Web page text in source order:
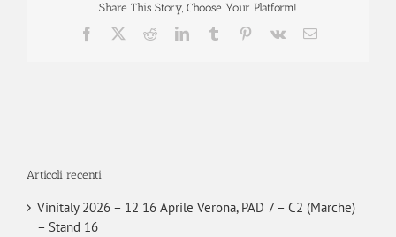
Share This Story, Choose Your Platform!
Facebook RedditLinkedInTumblr Pinterest
Vk Email
Articoli recenti
Vinitaly 2026 – 12 16 Aprile Verona, PAD 7 – C2 (Marche)
– Stand 16